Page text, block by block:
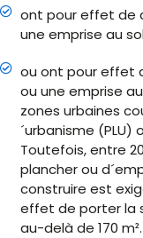
ont pour effet de
une emprise au
ou ont pour effet
ou une emprise
zones urbaines
´urbanisme
Toutefois, entre
plancher ou
construire est
effet de porter la
au-delà de 170 m².